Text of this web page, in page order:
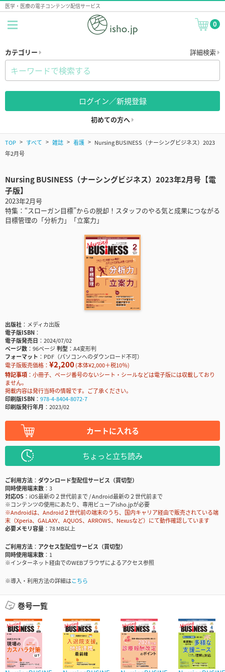
医学・医療の電子コンテンツ配信サービス
0
カテゴリー 詳細検索
ログイン／新規登録
初めての方へ
TOP すべて 雑誌 看護
Nursing BUSINESS（ナーシングビジネス）2023
年2月号
Nursing BUSINESS（ナーシングビジネス）2023年2月号【電
子版】
2023年2月号
特集：“スローガン目標”からの脱却！スタッフのやる気と成果につながる
目標管理の「分析力」「立案力」
出版社
メディカ出版
電子版ISBN
電子版発売日
2024/07/02
ページ数
96ページ判型
A4変形判
フォーマット
PDF（パソコンへのダウンロード不可）
電子版販売価格： ¥2,200(本体¥2,000＋税10％)
特記事項
小冊子、ページ番号のないシート・シールなどは電子版には収載しており
ません。
掲載内容は発行当時の情報です。ご了承ください。
印刷版ISBN
978-4-8404-8072-7
印刷版発行年月
2023/02
カートに入れる
ちょっと立ち読み
ご利用方法
ダウンロード型配信サービス（買切型）
同時使用端末数
3
対応OS
iOS最新の２世代前まで / Android最新の２世代前まで
※コンテンツの使用にあたり、専用ビューアisho.jpが必要
※Androidは、Android２世代前の端末のうち、国内キャリア経由で販売されている端
末（Xperia、GALAXY、AQUOS、ARROWS、Nexusなど）にて動作確認しています
必要メモリ容量
78 MB以上
ご利用方法
アクセス型配信サービス（買切型）
同時使用端末数
1
※インターネット経由でのWEBブラウザによるアクセス参照
※導入・利用方法の詳細はこちら
巻号一覧